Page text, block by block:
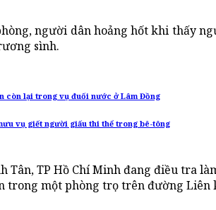
người dân hoảng hốt khi thấy
sình.
còn lại trong vụ đuối nước ở Lâm Đồng
vụ giết người giấu thi thể trong bê-tông
Tân, TP Hồ Chí Minh đang điều tra
trong một phòng trọ trên đường Liên